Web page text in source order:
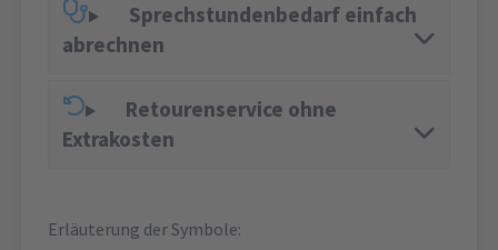
Sprechstundenbedarf einfach
abrechnen
Retourenservice ohne
Extrakosten
Erläuterung der Symbole: